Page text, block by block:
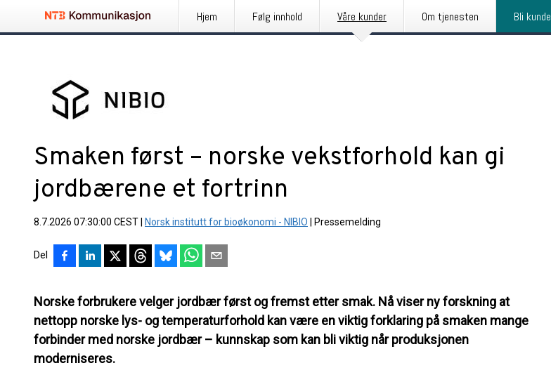
Hjem Følg innhold Våre kunder Om tjenesten Bli kunde
Smaken først – norske vekstforhold kan gi
jordbærene et fortrinn
8.7.2026 07:30:00 CEST Norsk institutt for bioøkonomi - NIBIO Pressemelding
Del
Norske forbrukere velger jordbær først og fremst etter smak. Nå viser ny forskning at
nettopp norske lys- og temperaturforhold kan være en viktig forklaring på smaken mange
forbinder med norske jordbær – kunnskap som kan bli viktig når produksjonen
moderniseres.